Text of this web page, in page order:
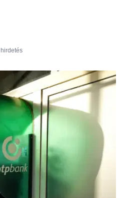
hirdetés